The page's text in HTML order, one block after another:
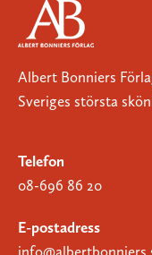
Albert Bonniers
Sveriges största
Telefon
08-696 86 20
E-postadress